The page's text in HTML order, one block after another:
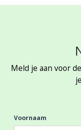
Meld je aan voor
Voornaam